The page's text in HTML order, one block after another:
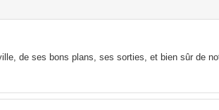
de ses bons plans, ses sorties, et bien sûr de